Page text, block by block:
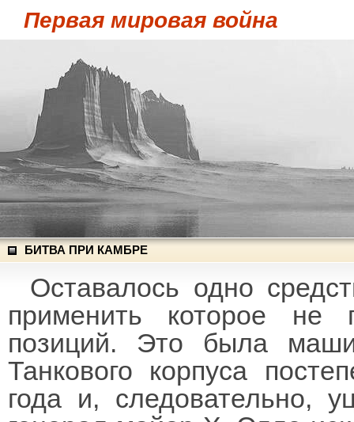
Первая мировая война
БИТВА ПРИ КАМБРЕ
Оставалось одно
применить которое не
позиций. Это была
Танкового корпуса
года и, следовательно,